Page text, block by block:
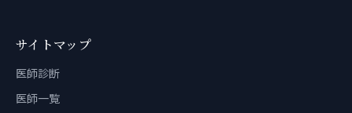
サイトマップ
医師診断
医師一覧